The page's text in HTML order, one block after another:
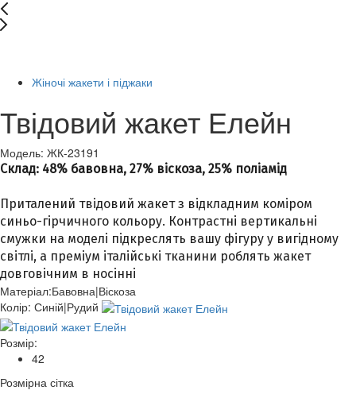
Жіночі жакети і піджаки
Твідовий жакет Елейн
Модель: ЖК-23191
Склад: 48% бавовна, 27% віскоза, 25% поліамід
Приталений твідовий жакет з відкладним коміром
синьо-гірчичного кольору. Контрастні вертикальні
смужки на моделі підкреслять вашу фігуру у вигідному
світлі, а преміум італійські тканини роблять жакет
довговічним в носінні
Матеріал:Бавовна|Віскоза
Колір: Синій|Рудий
Розмір:
42
Розмірна сітка